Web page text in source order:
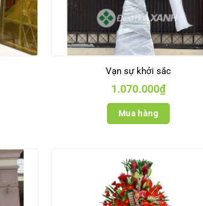
Vạn sự khởi sắc
1.070.000₫
Mua hàng